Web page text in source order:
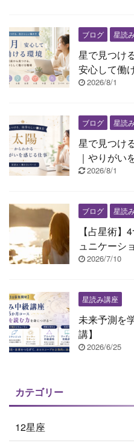
ブログ 星読
星で見つけ
安心して働
2026/8/1
ブログ 星読
星で見つけ
｜やりがい
2026/8/1
ブログ 星読
【占星術】
ュニケーシ
2026/7/10
星読み講座
未来予測を
講】
2026/6/25
カテゴリー
12星座